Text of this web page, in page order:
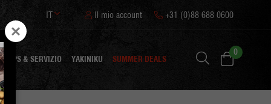
+31 (0)88 688 0600
Il mio account
IT
TIPS & SERVIZIO YAKINIKU SUMMER DEALS
0